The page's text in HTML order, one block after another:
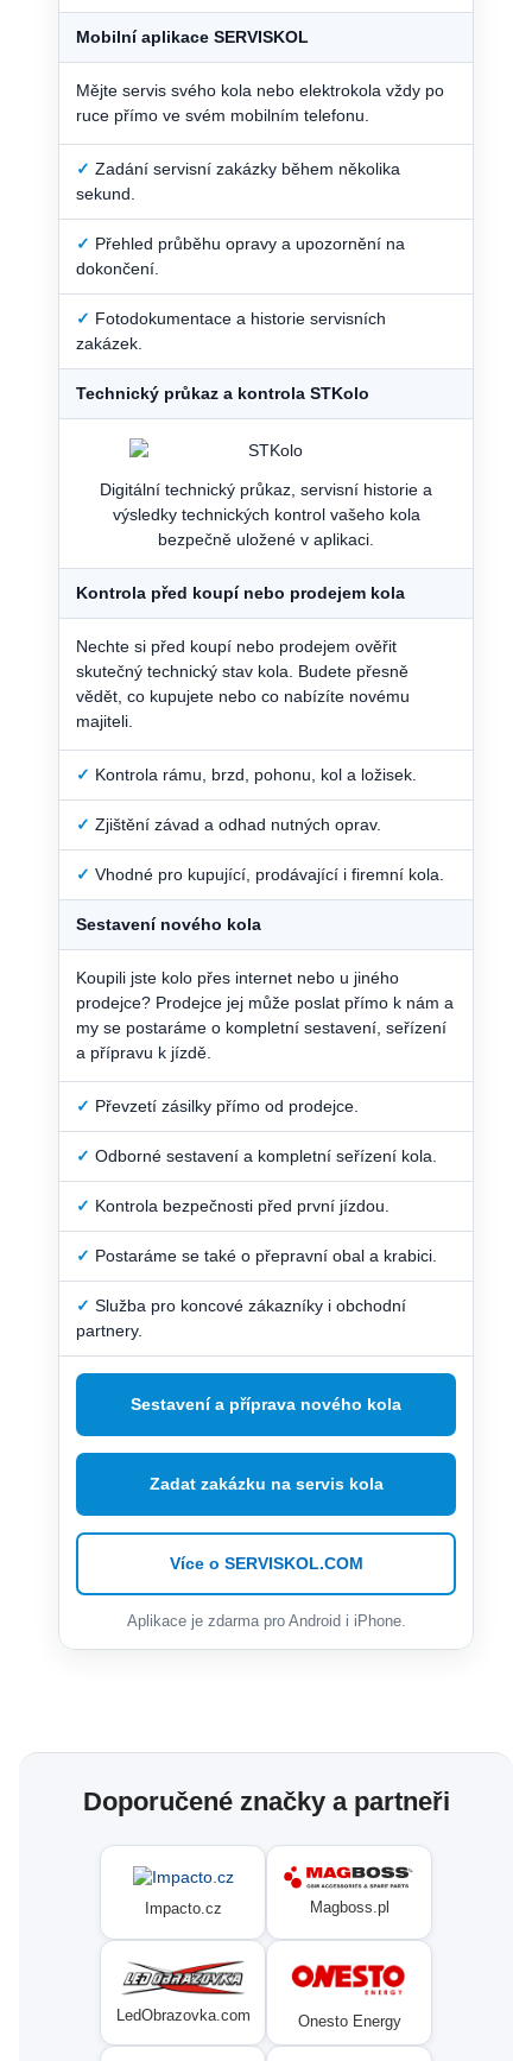
Mobilní aplikace SERVISKOL
Mějte servis svého kola nebo elektrokola vždy po
ruce přímo ve svém mobilním telefonu.
✓ Zadání servisní zakázky během několika
sekund.
✓ Přehled průběhu opravy a upozornění na
dokončení.
✓ Fotodokumentace a historie servisních
zakázek.
Technický průkaz a kontrola STKolo
Digitální technický průkaz, servisní historie a
výsledky technických kontrol vašeho kola
bezpečně uložené v aplikaci.
Kontrola před koupí nebo prodejem kola
Nechte si před koupí nebo prodejem ověřit
skutečný technický stav kola. Budete přesně
vědět, co kupujete nebo co nabízíte novému
majiteli.
✓ Kontrola rámu, brzd, pohonu, kol a ložisek.
✓ Zjištění závad a odhad nutných oprav.
✓ Vhodné pro kupující, prodávající i firemní kola.
Sestavení nového kola
Koupili jste kolo přes internet nebo u jiného
prodejce? Prodejce jej může poslat přímo k nám a
my se postaráme o kompletní sestavení, seřízení
a přípravu k jízdě.
✓ Převzetí zásilky přímo od prodejce.
✓ Odborné sestavení a kompletní seřízení kola.
✓ Kontrola bezpečnosti před první jízdou.
✓ Postaráme se také o přepravní obal a krabici.
✓ Služba pro koncové zákazníky i obchodní
partnery.
Sestavení a příprava nového kola
Zadat zakázku na servis kola
Více o SERVISKOL.COM
Aplikace je zdarma pro Android i iPhone.
Doporučené značky a partneři
Impacto.cz Magboss.pl
LedObrazovka.com Onesto Energy